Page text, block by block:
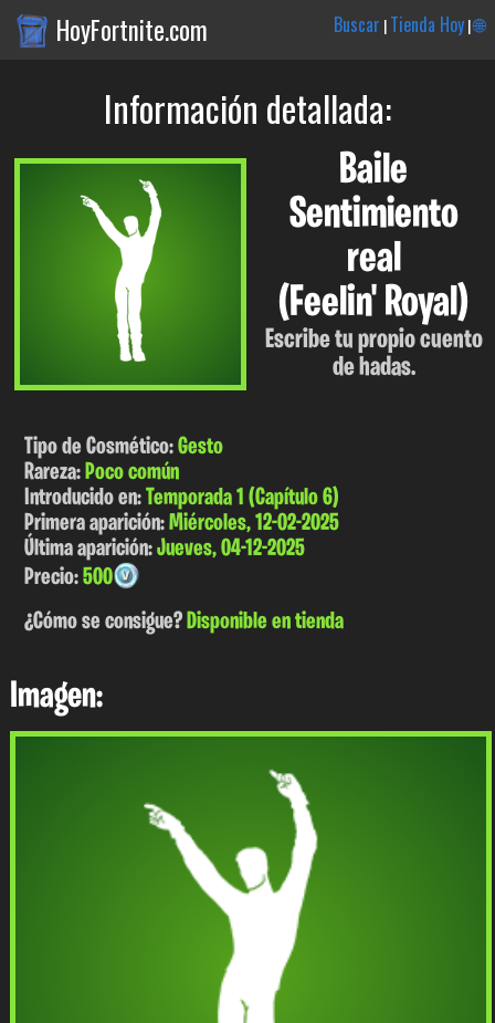
HoyFortnite.com Buscar |Tienda Hoy|🌐
Información detallada:
Baile
Sentimiento
real
(Feelin' Royal)
Escribe tu propio cuento
de hadas.
Tipo de Cosmético:Gesto
Rareza:Poco común
Introducido en:Temporada 1 (Capítulo 6)
Primera aparición:Miércoles, 12-02-2025
Última aparición:Jueves, 04-12-2025
Precio:500
¿Cómo se consigue?Disponible en tienda
Imagen: